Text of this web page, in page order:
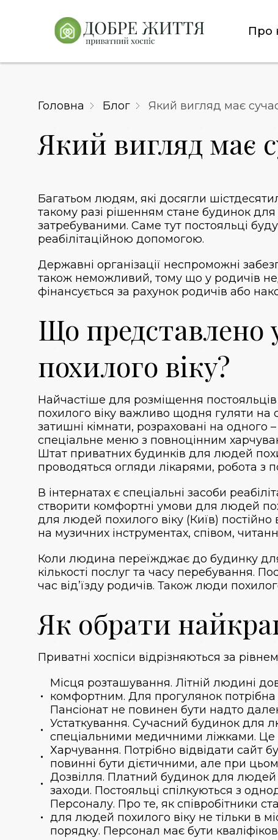
Про
Головна Блог Який вигляд має
Який вигляд має
Багатьом людям, які досягли
такому разі рішенням стане будинок для
затребуваними. Саме тут постояльці
реабілітаційною допомогою.
Державні організації неспроможні
також неможливий, тому що у родичів
фінансується за рахунок родичів або
Що представлено
похилого віку?
Найчастіше для розміщення
похилого віку важливо щодня гуляти на
затишні кімнати, розраховані на одного
спеціальне меню з повноцінним
Штат приватних будинків для людей
проводяться огляди лікарями, робота з
В інтернатах є спеціальні засоби
створити комфортні умови для людей
для людей похилого віку (Київ)
на музичних інструментах, співом,
Коли людина переїжджає до будинку для
кількості послуг та часу перебування.
час від’їзду родичів. Також люди
Як обрати
Приватні хоспіси відрізняються за
Місця розташування. Літній людині
комфортним. Для прогулянок потрібна
Пансіонат не повинен бути надто
Устаткування. Сучасний будинок для
спеціальними медичними ліжками.
Харчування. Потрібно відвідати сайт
повинні бути дієтичними, але при
Дозвілля. Платний будинок для людей
заходи. Постояльці спілкуються з
Персоналу. Про те, як співробітники
для людей похилого віку не тільки в
порядку. Персонал має бути